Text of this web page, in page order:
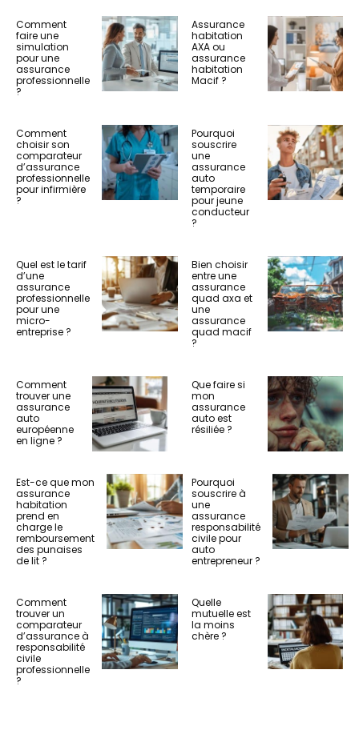
Comment
faire une
simulation
pour une
assurance
professionnelle
?
Assurance
habitation
AXA ou
assurance
habitation
Macif ?
Comment
choisir son
comparateur
d’assurance
professionnelle
pour infirmière
?
Pourquoi
souscrire
une
assurance
auto
temporaire
pour jeune
conducteur
?
Quel est le tarif
d’une
assurance
professionnelle
pour une
micro-
entreprise ?
Bien choisir
entre une
assurance
quad axa et
une
assurance
quad macif
?
Comment
trouver une
assurance
auto
européenne
en ligne ?
Que faire si
mon
assurance
auto est
résiliée ?
Est-ce que mon
assurance
habitation
prend en
charge le
remboursement
des punaises
de lit ?
Pourquoi
souscrire à
une
assurance
responsabilité
civile pour
auto
entrepreneur ?
Comment
trouver un
comparateur
d’assurance à
responsabilité
civile
professionnelle
?
Quelle
mutuelle est
la moins
chère ?